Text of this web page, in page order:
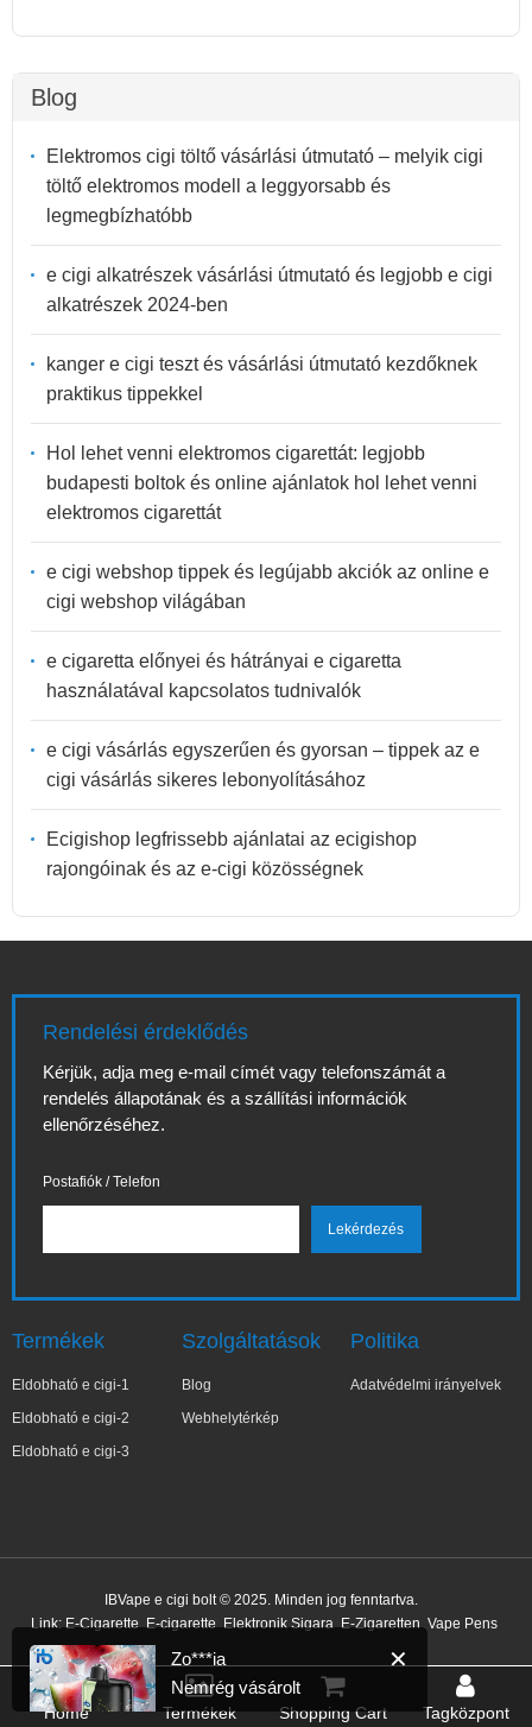
Blog
Elektromos cigi töltő vásárlási útmutató – melyik cigi
töltő elektromos modell a leggyorsabb és
legmegbízhatóbb
e cigi alkatrészek vásárlási útmutató és legjobb e cigi
alkatrészek 2024-ben
kanger e cigi teszt és vásárlási útmutató kezdőknek
praktikus tippekkel
Hol lehet venni elektromos cigarettát: legjobb
budapesti boltok és online ajánlatok hol lehet venni
elektromos cigarettát
e cigi webshop tippek és legújabb akciók az online e
cigi webshop világában
e cigaretta előnyei és hátrányai e cigaretta
használatával kapcsolatos tudnivalók
e cigi vásárlás egyszerűen és gyorsan – tippek az e
cigi vásárlás sikeres lebonyolításához
Ecigishop legfrissebb ajánlatai az ecigishop
rajongóinak és az e-cigi közösségnek
Rendelési érdeklődés
Kérjük, adja meg e-mail címét vagy telefonszámát a
rendelés állapotának és a szállítási információk
ellenőrzéséhez.
Postafiók / Telefon
Termékek
Eldobható e cigi-1
Eldobható e cigi-2
Eldobható e cigi-3
Szolgáltatások
Blog
Webhelytérkép
Politika
Adatvédelmi irányelvek
IBVape e cigi bolt © 2025. Minden jog fenntartva.
Link: E-Cigarette E-cigarette Elektronik Sigara E-Zigaretten Vape Pens
Home Termékek Shopping Cart Tagközpont
Nemrég vásárolt
15 perccel ezelőtt